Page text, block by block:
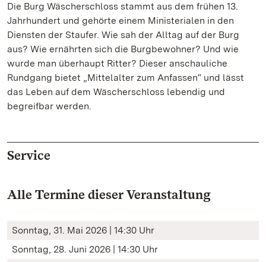
Die Burg Wäscherschloss stammt aus dem frühen 13.
Jahrhundert und gehörte einem Ministerialen in den
Diensten der Staufer. Wie sah der Alltag auf der Burg
aus? Wie ernährten sich die Burgbewohner? Und wie
wurde man überhaupt Ritter? Dieser anschauliche
Rundgang bietet „Mittelalter zum Anfassen“ und lässt
das Leben auf dem Wäscherschloss lebendig und
begreifbar werden.
Service
Alle Termine dieser Veranstaltung
Sonntag, 31. Mai 2026 | 14:30 Uhr
Sonntag, 28. Juni 2026 | 14:30 Uhr